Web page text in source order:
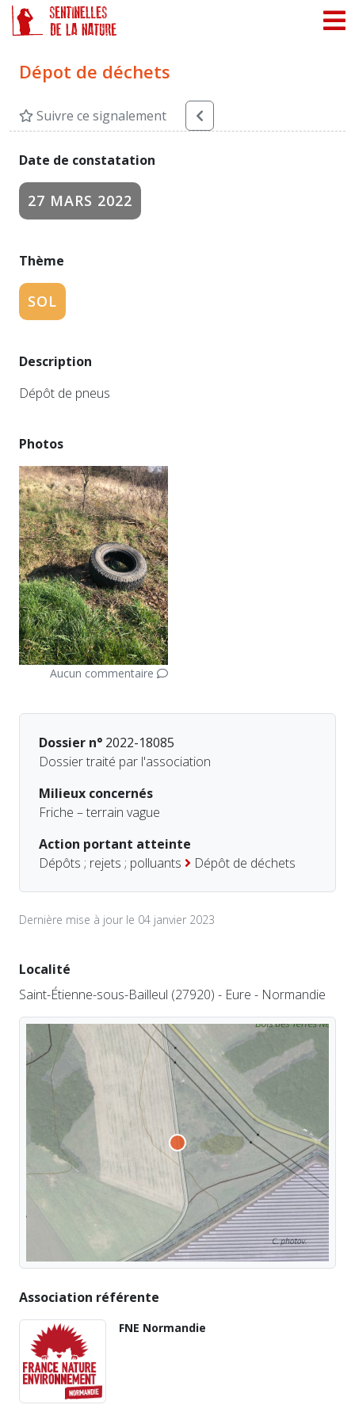
Dépot de déchets
Suivre ce signalement
Date de constatation
27 MARS 2022
Thème
SOL
Description
Dépôt de pneus
Photos
Aucun commentaire
Dossier n° 2022-18085
Dossier traité par l'association
Milieux concernés
Friche – terrain vague
Action portant atteinte
Dépôts ; rejets ; polluants
Dépôt de déchets
Dernière mise à jour le 04 janvier 2023
Localité
Saint-Étienne-sous-Bailleul (27920) - Eure - Normandie
Association référente
FNE Normandie
Panneau de gestion des cookies